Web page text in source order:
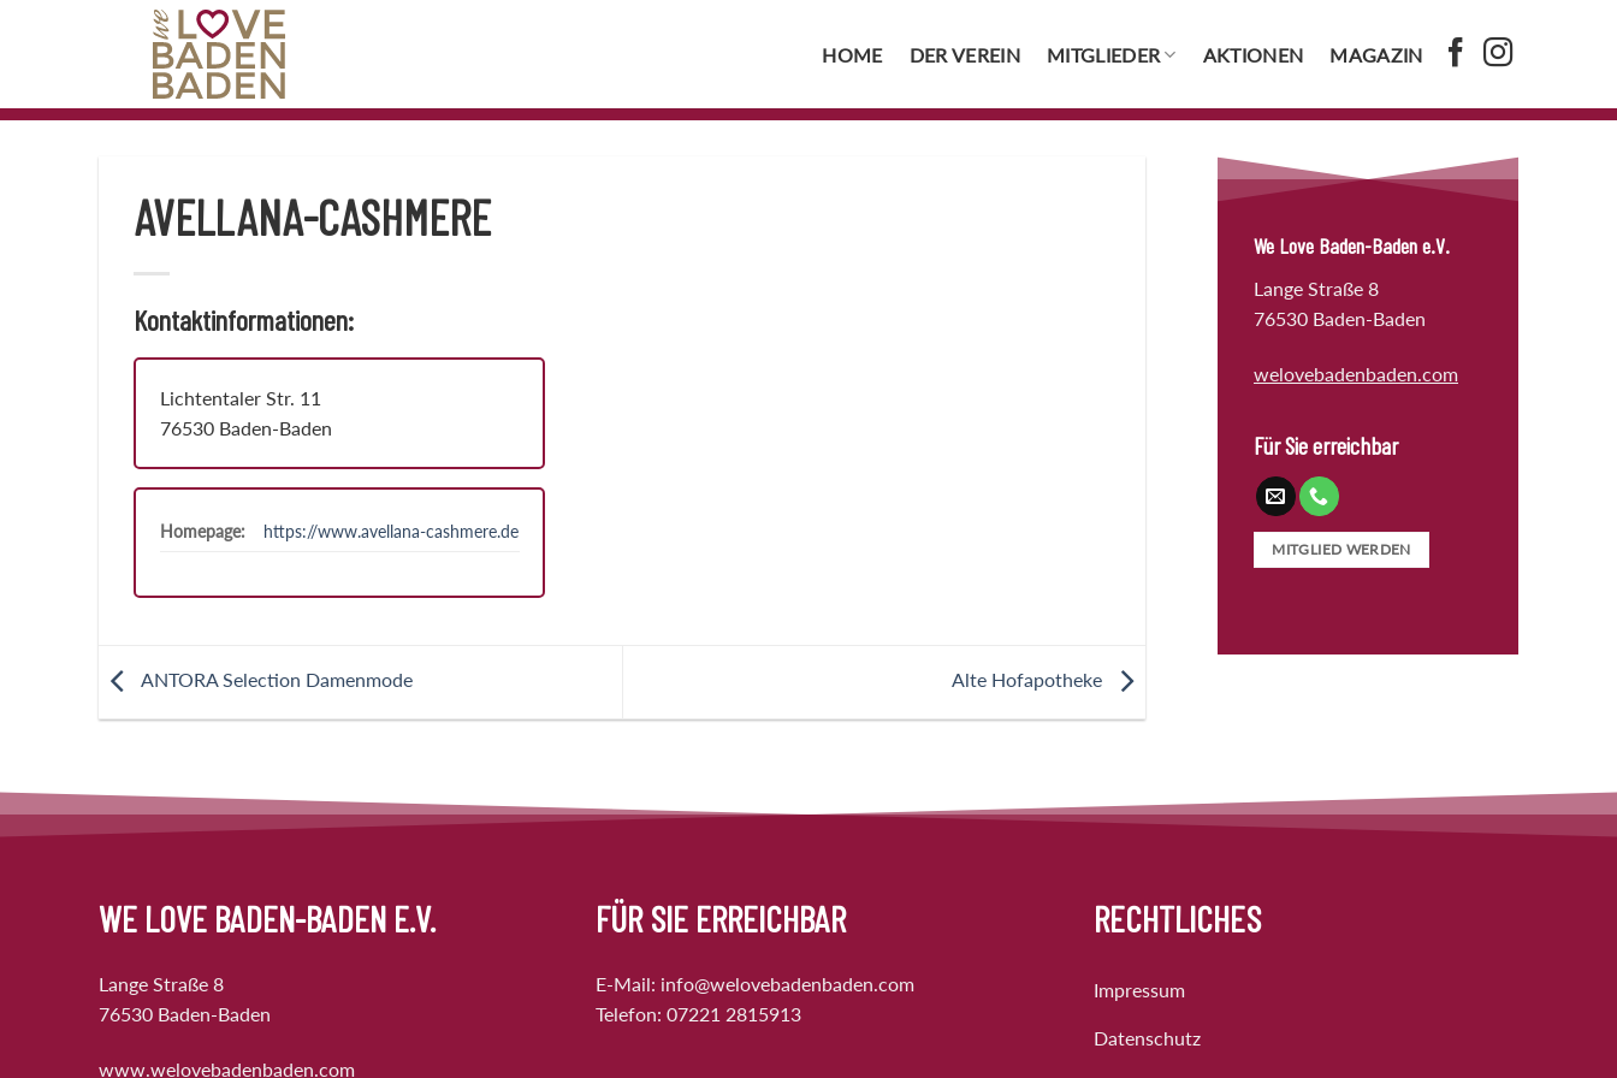
HOME DER VEREIN MITGLIEDER AKTIONEN MAGAZIN
AVELLANA-CASHMERE
Kontaktinformationen:
Lichtentaler Str. 11
76530 Baden-Baden
Homepage: https://www.avellana-cashmere.de
ANTORA Selection Damenmode Alte Hofapotheke
We Love Baden-Baden e.V.
Lange Straße 8
76530 Baden-Baden
welovebadenbaden.com
Für Sie erreichbar
MITGLIED WERDEN
WE LOVE BADEN-BADEN E.V.
Lange Straße 8
76530 Baden-Baden
www.welovebadenbaden.com
FÜR SIE ERREICHBAR
E-Mail: info@welovebadenbaden.com
Telefon:07221 2815913
RECHTLICHES
Impressum
Datenschutz